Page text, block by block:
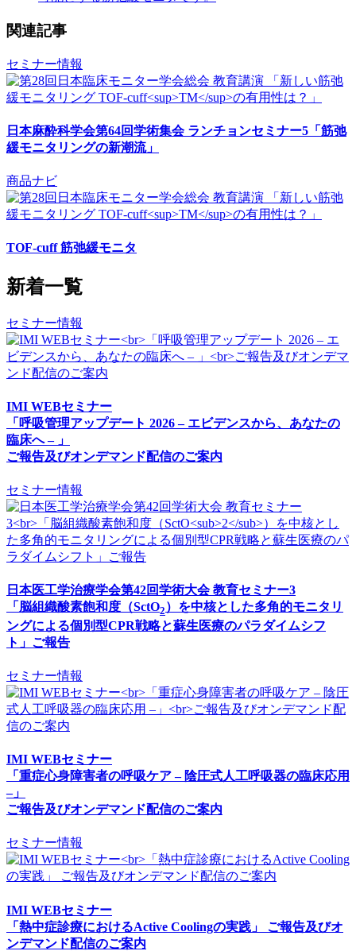
関連記事
セミナー情報
日本麻酔科学会第64回学術集会 ランチョンセミナー5「筋弛
緩モニタリングの新潮流」
商品ナビ
TOF-cuff 筋弛緩モニタ
新着一覧
セミナー情報
IMI WEBセミナー
「呼吸管理アップデート 2026 – エビデンスから、あなたの
臨床へ – 」
ご報告及びオンデマンド配信のご案内
セミナー情報
日本医工学治療学会第42回学術大会 教育セミナー3
「脳組織酸素飽和度（SctO2 ）を中核とした多角的モニタリ
ングによる個別型CPR戦略と蘇生医療のパラダイムシフ
ト」ご報告
セミナー情報
IMI WEBセミナー
「重症心身障害者の呼吸ケア – 陰圧式人工呼吸器の臨床応用
–」
ご報告及びオンデマンド配信のご案内
セミナー情報
IMI WEBセミナー
「熱中症診療におけるActive Coolingの実践」 ご報告及びオ
ンデマンド配信のご案内